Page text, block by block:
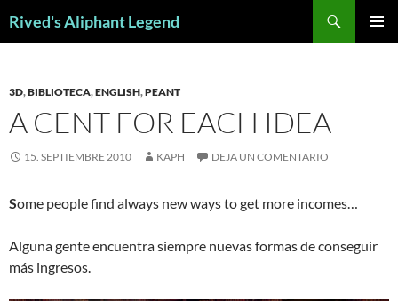
Rived's Aliphant Legend
3D,BIBLIOTECA,ENGLISH,PEANT
A CENT FOR EACH IDEA
15. SEPTIEMBRE 2010 KAPH DEJA UN COMENTARIO
Some people find always new ways to get more incomes…
Alguna gente encuentra siempre nuevas formas de conseguir
más ingresos.